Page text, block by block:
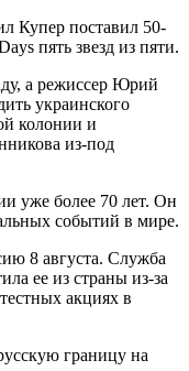
Купер поставил 50-
пять звезд из пяти.
а режиссер Юрий
украинского
колонии и
из-под
уже более 70 лет. Он
событий в мире.
8 августа. Служба
ее из страны из-за
акциях в
границу на